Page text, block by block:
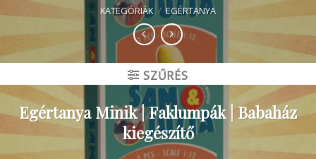
KATEGÓRIÁK / EGÉRTANYA
SZŰRÉS
Egértanya Minik | Faklumpák | Babaház
kiegészítő